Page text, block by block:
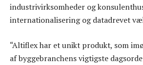
industrivirksomheder og
internationalisering og datadrevet
“Altiflex har et unikt produkt, som
af byggebranchens vigtigste